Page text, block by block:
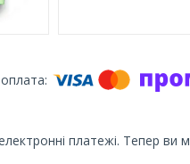
електронні платежі. Тепер